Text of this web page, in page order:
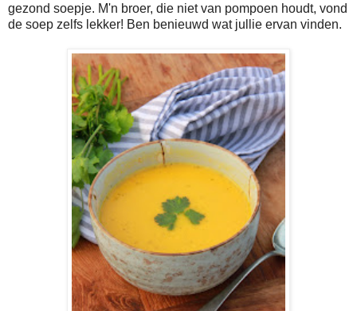
gezond soepje. M'n broer, die niet van pompoen houdt, vond
de soep zelfs lekker! Ben benieuwd wat jullie ervan vinden.